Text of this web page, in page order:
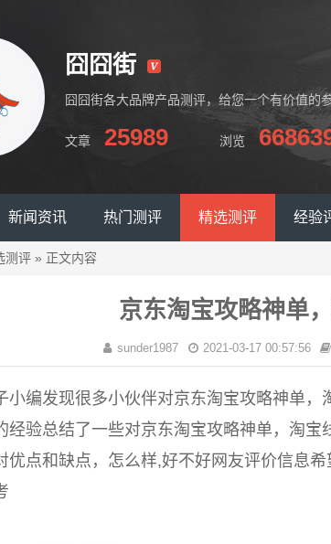
囧囧街
囧囧街各大品牌产品测评，给您一个有价值的
文章 25989 浏览
新闻资讯 热门测评 精选测评 经验
测评 » 正文内容
京东淘宝攻略神单
sunder1987 2021-03-17 00:57:56
小编发现很多小伙伴对京东淘宝攻略神单
经验总结了一些对京东淘宝攻略神单，淘宝
优点和缺点，怎么样,好不好网友评价信息